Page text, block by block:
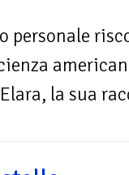
personale
la sua